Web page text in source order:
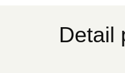
Detail